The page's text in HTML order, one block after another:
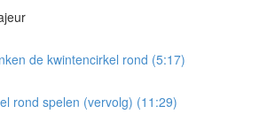
de kwintencirkel rond (5:17)
rond spelen (vervolg) (11:29)